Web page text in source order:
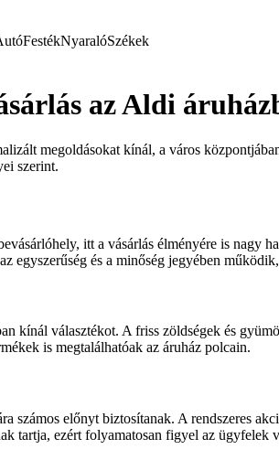
FestékNyaralóSzékek
az Aldi
megoldásokat kínál, a város
szerint.
itt a vásárlás élményére is nagy
egyszerűség és a minőség jegyében
kínál választékot. A friss zöldségek és
is megtalálhatóak az áruház polcain.
számos előnyt biztosítanak. A rendszeres
tartja, ezért folyamatosan figyel az ügyfelek